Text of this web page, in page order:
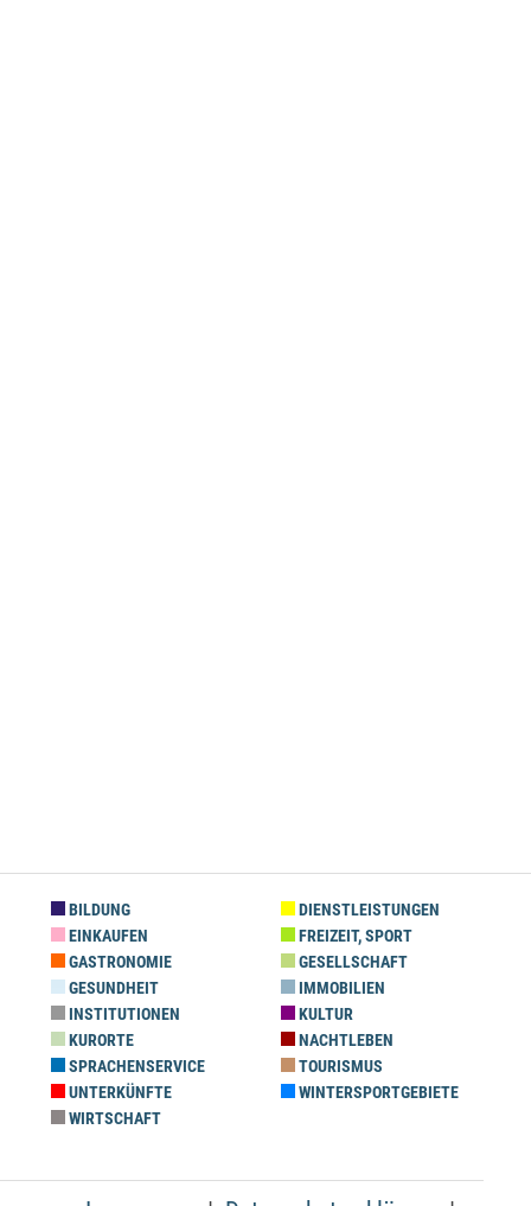
BILDUNG
DIENSTLEISTUNGEN
EINKAUFEN
FREIZEIT, SPORT
GASTRONOMIE
GESELLSCHAFT
GESUNDHEIT
IMMOBILIEN
INSTITUTIONEN
KULTUR
KURORTE
NACHTLEBEN
SPRACHENSERVICE
TOURISMUS
UNTERKÜNFTE
WINTERSPORTGEBIETE
WIRTSCHAFT